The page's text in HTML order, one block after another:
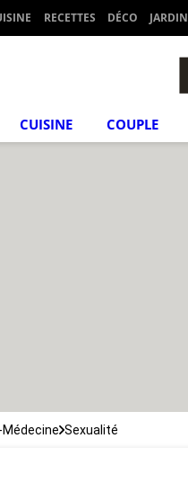
RECETTES DÉCO JARDIN
CUISINE COUPLE
Sexualité